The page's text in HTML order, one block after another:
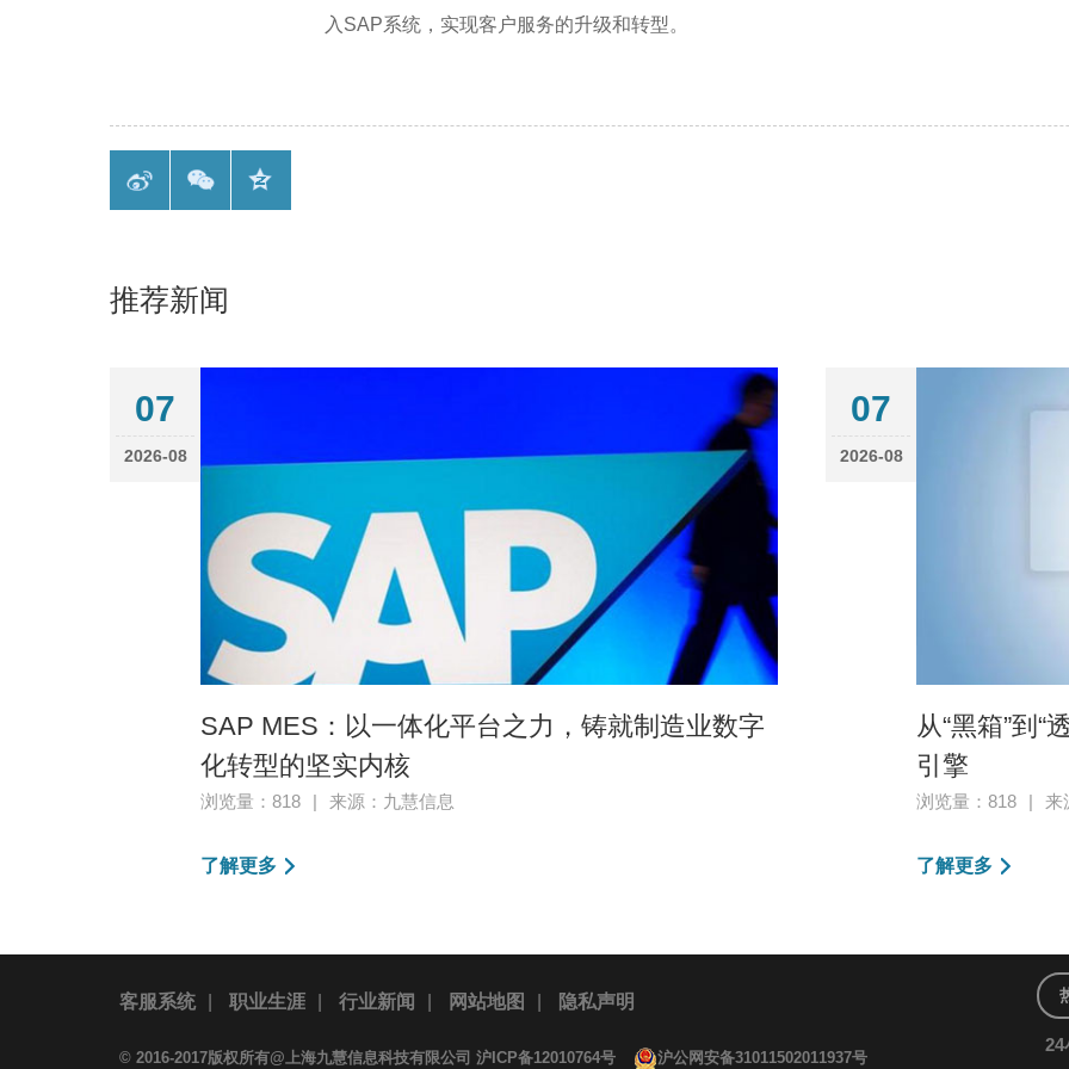
入 SAP系统，实现客户服务的升级和转型。
推荐新闻
07
2026-08
SAP MES：以一体化平台之力，铸就制造业数字
化转型的坚实内核
浏览量：818 | 来源：九慧信息
了解更多
07
2026-08
从“黑箱”到
引擎
浏览量：818 | 来
了解更多
客服系统 职业生涯 行业新闻 网站地图 隐私声明
24
© 2016-2017版权所有@上海九慧信息科技有限公司 沪ICP备12010764号 沪公网安备31011502011937号